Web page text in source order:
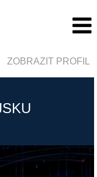
ZOBRAZIT PROFIL